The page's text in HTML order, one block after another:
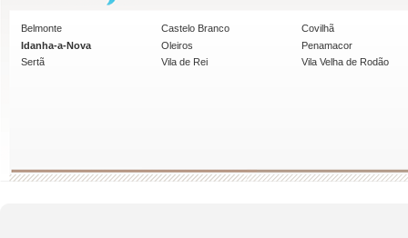
Belmonte Castelo Branco
Covilhã
Idanha-a-Nova
Oleiros
Penamacor
Sertã
Vila de Rei Vila Velha de Rodão